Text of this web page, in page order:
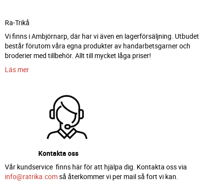
Ra-Trikå
Vi finns i Ambjörnarp, där har vi även en lagerförsäljning. Utbudet
består förutom våra egna produkter av handarbetsgarner och
broderier med tillbehör. Allt till mycket låga priser!
Läs mer
Kontakta oss
Vår kundservice finns här för att hjälpa dig. Kontakta oss via
info@ratrika.comså återkommer vi per mail så fort vi kan.